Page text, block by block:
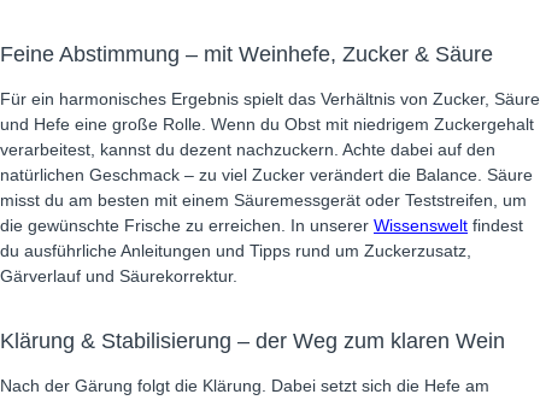
Feine Abstimmung – mit Weinhefe, Zucker & Säure
Für ein harmonisches Ergebnis spielt das Verhältnis von Zucker, Säure
und Hefe eine große Rolle. Wenn du Obst mit niedrigem Zuckergehalt
verarbeitest, kannst du dezent nachzuckern. Achte dabei auf den
natürlichen Geschmack – zu viel Zucker verändert die Balance. Säure
misst du am besten mit einem Säuremessgerät oder Teststreifen, um
die gewünschte Frische zu erreichen. In unserer Wissenswelt findest
du ausführliche Anleitungen und Tipps rund um Zuckerzusatz,
Gärverlauf und Säurekorrektur.
Klärung & Stabilisierung – der Weg zum klaren Wein
Nach der Gärung folgt die Klärung. Dabei setzt sich die Hefe am